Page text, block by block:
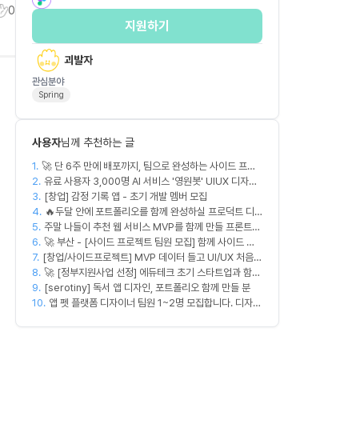
0
지원하기
괴발자
관심분야
Spring
사용자님께 추천하는 글
1. 🚀 단 6주 만에 배포까지, 팀으로 완성하는 사이드 프로
젝트 [스위프 웹 15기] 🚀
2. 유료 사용자 3,000명 AI 서비스 '영원봇' UIUX 디자인
팀원 모집
3. [창업] 감정 기록 앱 - 초기 개발 멤버 모집
4. 🔥두달 안에 포트폴리오를 함께 완성하실 프로덕트 디
자이너를 찾습니다!🔥
5. 주말 나들이 추천 웹 서비스 MVP를 함께 만들 프론트엔
드/디자이너 모집합니다
6. 🚀 부산 - [사이드 프로젝트 팀원 모집] 함께 사이드 프
로젝트 진행할 팀원 모집합니다. 🚀
7. [창업/사이드프로젝트] MVP 데이터 들고 UI/UX 처음부
터 다시 짤 'PM 겸 프로덕트 디자이너' 구합니다
8. 🚀 [정부지원사업 선정] 에듀테크 초기 스타트업과 함께
할 디자이너/기획자/마케터 크루 모집합니다!
9. [serotiny] 독서 앱 디자인, 포트폴리오 함께 만들 분
10. 앱 펫 플랫폼 디자이너 팀원 1~2명 모집합니다. 디자인